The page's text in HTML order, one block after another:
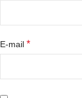
E-mail *